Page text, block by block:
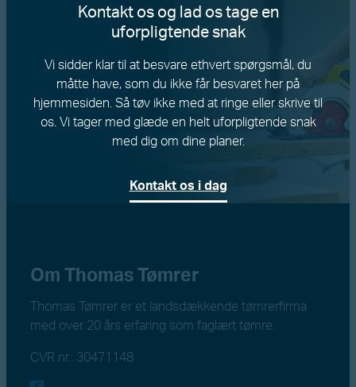
Kontakt os og lad os tage en
uforpligtende snak
Vi sidder klar til at besvare ethvert spørgsmål, du
måtte have, som du ikke får besvaret her på
hjemmesiden. Så tøv ikke med at ringe eller skrive til
os. Vi tager med glæde en helt uforpligtende snak
med dig om dine planer.
Kontakt os i dag
Om Thomas Tømrer
Thomas Tømrer er et landsdækkende tømrerfirma
med over 20 års erfaring som faglært tømre.
CVR nr.: 30471148